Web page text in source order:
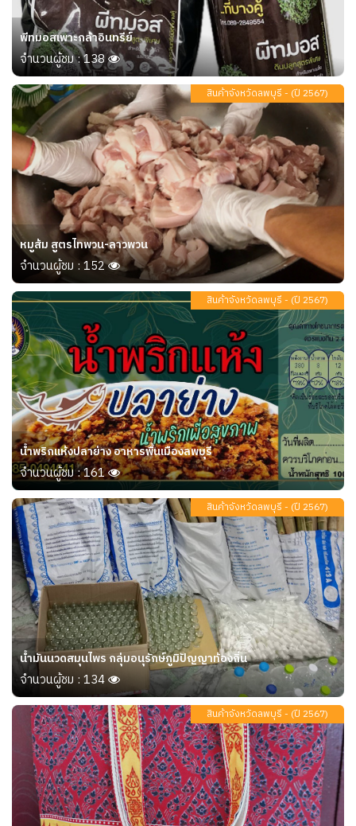
พีทมอสเพาะกล้าอินทรีย์
จำนวนผู้ชม : 138
สินค้าจังหวัดลพบุรี - (ปี 2567)
หมูส้ม สูตรไทพวน-ลาวพวน
จำนวนผู้ชม : 152
สินค้าจังหวัดลพบุรี - (ปี 2567)
น้ำพริกแห้งปลาย่าง อาหารพื้นเมืองลพบุรี
จำนวนผู้ชม : 161
สินค้าจังหวัดลพบุรี - (ปี 2567)
น้ำมันนวดสมุนไพร กลุ่มอนุรักษ์ภูมิปัญญาท้องถิ่น
จำนวนผู้ชม : 134
สินค้าจังหวัดลพบุรี - (ปี 2567)